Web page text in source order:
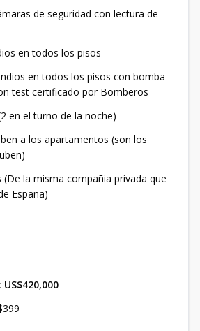
de seguridad con lectura de
en todos los pisos
en todos los pisos con bomba
test certificado por Bomberos
en el turno de la noche)
a los apartamentos (son los
(De la misma compañia privada que
España)